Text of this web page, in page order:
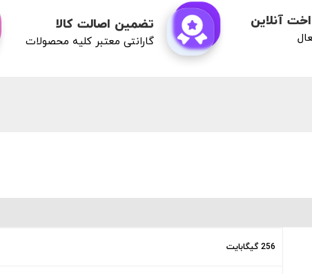
آنلاین تضمین اصالت کالا
گارانتی معتبر کلیه محصولات
256 گیگابایت